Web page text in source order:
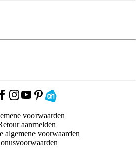
voorwaarden
aanmelden
algemene voorwaarden